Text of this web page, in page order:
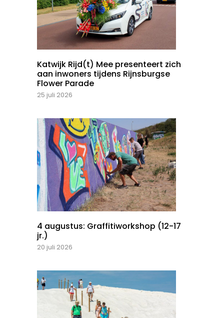
Katwijk Rijd(t) Mee presenteert zich
aan inwoners tijdens Rijnsburgse
Flower Parade
25 juli 2026
4 augustus: Graffitiworkshop (12-17
jr.)
20 juli 2026